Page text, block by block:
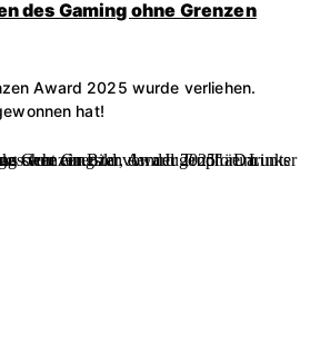
des Gaming ohne Grenzen
Award 2025 wurde verliehen.
hat!